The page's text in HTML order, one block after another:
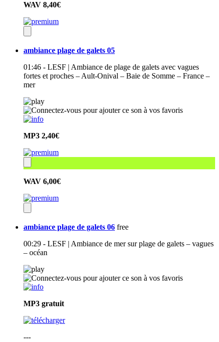
WAV 8,40€
ambiance plage de galets 05
01:46 - LESF | Ambiance de plage de galets avec vagues
fortes et proches – Ault-Onival – Baie de Somme – France –
mer
MP3 2,40€
WAV 6,00€
ambiance plage de galets 06 free
00:29 - LESF | Ambiance de mer sur plage de galets – vagues
– océan
MP3 gratuit
---